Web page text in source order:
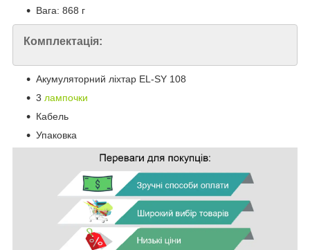
Вага: 868 г
Комплектація:
Акумуляторний ліхтар EL-SY 108
3 лампочки
Кабель
Упаковка